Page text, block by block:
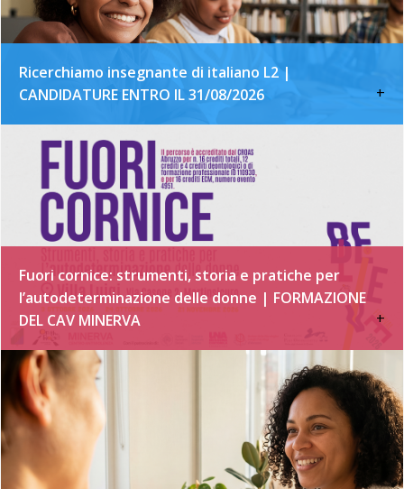
Ricerchiamo insegnante di italiano L2 |
CANDIDATURE ENTRO IL 31/08/2026
+
Fuori cornice: strumenti, storia e pratiche per
l’autodeterminazione delle donne | FORMAZIONE
DEL CAV MINERVA
+